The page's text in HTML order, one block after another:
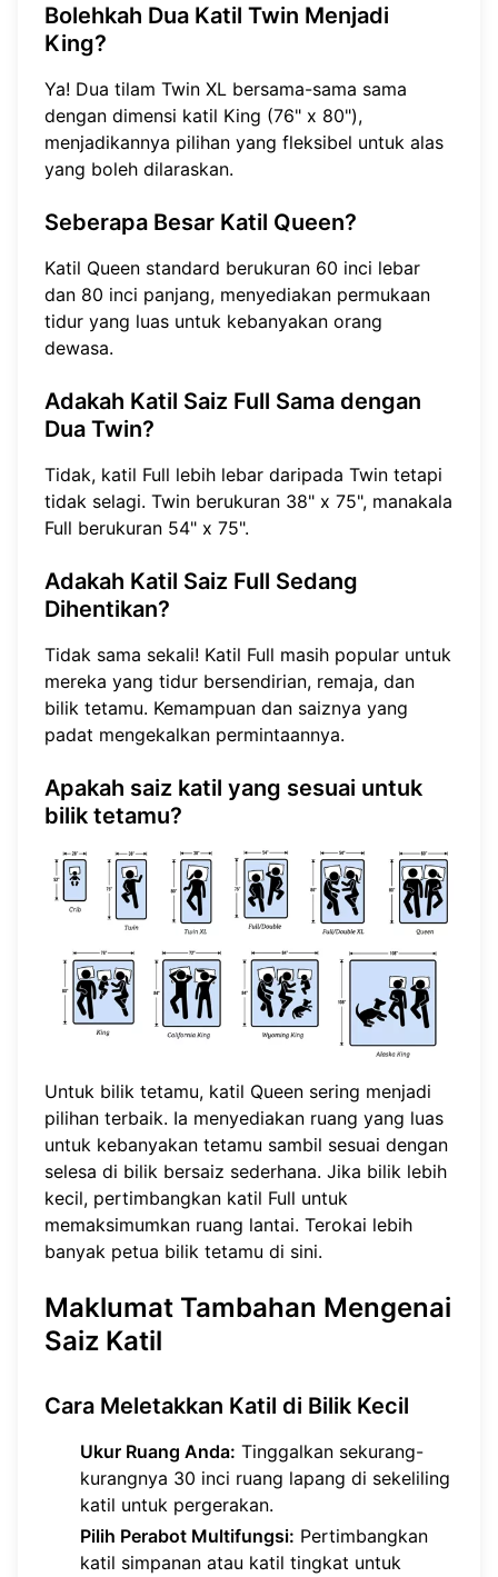
Bolehkah Dua Katil Twin Menjadi
King?
Ya! Dua tilam Twin XL bersama-sama sama
dengan dimensi katil King (76" x 80"),
menjadikannya pilihan yang fleksibel untuk alas
yang boleh dilaraskan.
Seberapa Besar Katil Queen?
Katil Queen standard berukuran 60 inci lebar
dan 80 inci panjang, menyediakan permukaan
tidur yang luas untuk kebanyakan orang
dewasa.
Adakah Katil Saiz Full Sama dengan
Dua Twin?
Tidak, katil Full lebih lebar daripada Twin tetapi
tidak selagi. Twin berukuran 38" x 75", manakala
Full berukuran 54" x 75".
Adakah Katil Saiz Full Sedang
Dihentikan?
Tidak sama sekali! Katil Full masih popular untuk
mereka yang tidur bersendirian, remaja, dan
bilik tetamu. Kemampuan dan saiznya yang
padat mengekalkan permintaannya.
Apakah saiz katil yang sesuai untuk
bilik tetamu?
Untuk bilik tetamu, katil Queen sering menjadi
pilihan terbaik. Ia menyediakan ruang yang luas
untuk kebanyakan tetamu sambil sesuai dengan
selesa di bilik bersaiz sederhana. Jika bilik lebih
kecil, pertimbangkan katil Full untuk
memaksimumkan ruang lantai. Terokai lebih
banyak petua bilik tetamu di sini.
Maklumat Tambahan Mengenai
Saiz Katil
Cara Meletakkan Katil di Bilik Kecil
Ukur Ruang Anda: Tinggalkan sekurang-
kurangnya 30 inci ruang lapang di sekeliling
katil untuk pergerakan.
Pilih Perabot Multifungsi: Pertimbangkan
katil simpanan atau katil tingkat untuk